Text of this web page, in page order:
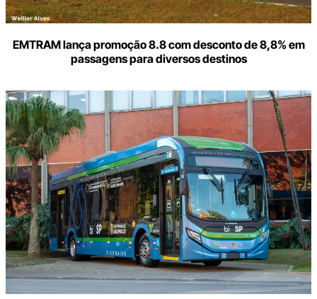
EMTRAM lança promoção 8.8 com desconto de 8,8% em
passagens para diversos destinos